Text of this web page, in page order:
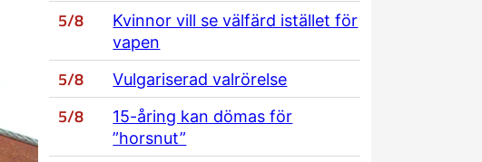
5/8
Kvinnor vill se välfärd istället för
vapen
5/8 Vulgariserad valrörelse
5/8
15-åring kan dömas för
”horsnut”